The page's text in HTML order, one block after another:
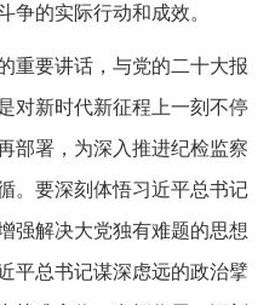
争的实际行动和成效。
重要讲话，与党的二十大报
对新时代新征程上一刻不停
部署，为深入推进纪检监察
。要深刻体悟习近平总书记
强解决大党独有难题的思想
平总书记谋深虑远的政治擘